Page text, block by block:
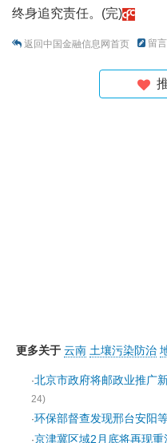
终身追究责任。(完)
返回中国金融信息网首页 留
更多关于 云南 土壤污染防治
·北京市政府将邮政业推广
24)
·环保部督查发现邢台安阳
·京津冀区域2月底将再现重